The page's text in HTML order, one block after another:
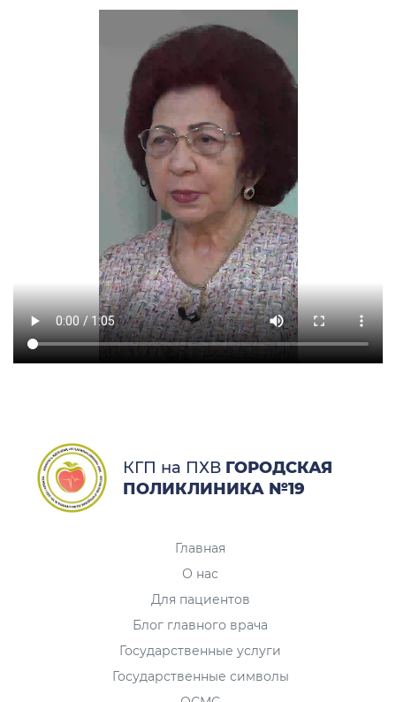
КГП на ПХВ ГОРОДСКАЯ
ПОЛИКЛИНИКА №19
Главная
О нас
Для пациентов
Блог главного врача
Государственные услуги
Государственные символы